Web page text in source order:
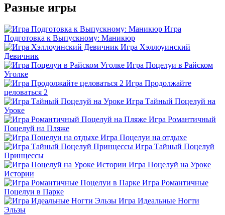
Разные игры
Игра
Подготовка к Выпускному: Маникюр
Игра Хэллоуинский
Девичник
Игра Поцелуи в Райском
Уголке
Игра Продолжайте
целоваться 2
Игра Тайный Поцелуй на
Уроке
Игра Романтичный
Поцелуй на Пляже
Игра Поцелуи на отдыхе
Игра Тайный Поцелуй
Принцессы
Игра Поцелуй на Уроке
Истории
Игра Романтичные
Поцелуи в Парке
Игра Идеальные Ногти
Эльзы